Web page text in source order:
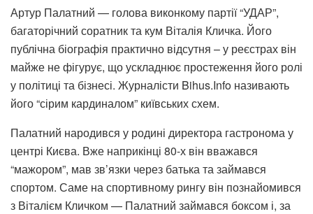
Артур Палатний — голова виконкому партії “УДАР”,
багаторічний соратник та кум Віталія Кличка. Його
публічна біографія практично відсутня – у реєстрах він
майже не фігурує, що ускладнює простеження його ролі
у політиці та бізнесі. Журналісти Bihus.Info називають
його “сірим кардиналом” київських схем.
Палатний народився у родині директора гастронома у
центрі Києва. Вже наприкінці 80-х він вважався
“мажором”, мав зв’язки через батька та займався
спортом. Саме на спортивному рингу він познайомився
з Віталієм Кличком — Палатний займався боксом і, за